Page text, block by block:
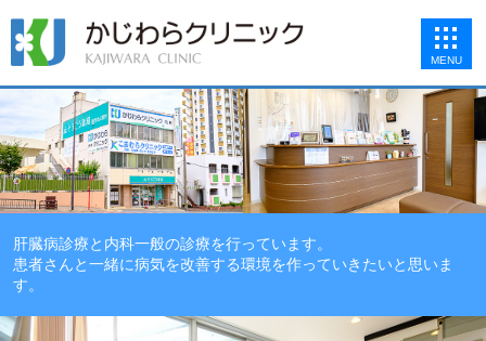
MENU
肝臓病診療と内科一般の診療を行っています。
患者さんと一緒に病気を改善する環境を作っていきたいと思いま
す。